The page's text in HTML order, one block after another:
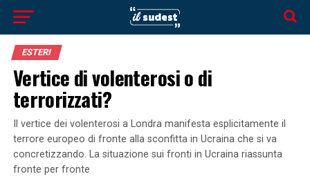
ESTERI
Vertice di volenterosi o di
terrorizzati?
Il vertice dei volenterosi a Londra manifesta esplicitamente il
terrore europeo di fronte alla sconfitta in Ucraina che si va
concretizzando. La situazione sui fronti in Ucraina riassunta
fronte per fronte